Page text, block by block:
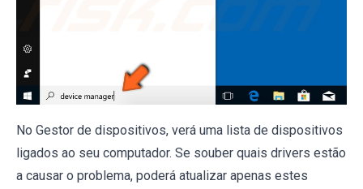
No Gestor de dispositivos, verá uma lista de dispositivos
ligados ao seu computador. Se souber quais drivers estão
a causar o problema, poderá atualizar apenas estes